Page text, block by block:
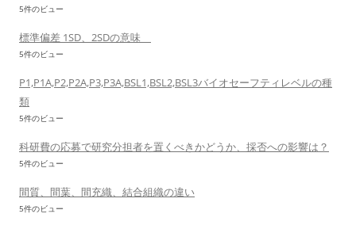
5件のビュー
標準偏差 1SD、2SDの意味
5件のビュー
P1,P1A,P2,P2A,P3,P3A,BSL1,BSL2,BSL3バイオセーフティレベルの種
類
5件のビュー
科研費の応募で研究分担者を置くべきかどうか、採否への影響は？
5件のビュー
間質、間葉、間充織、結合組織の違い
5件のビュー